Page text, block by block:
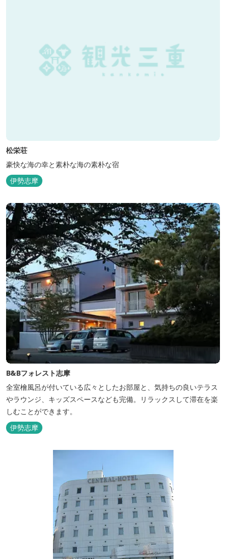
松栄荘
豪快な海の幸と素朴な海の素朴な宿
伊勢志摩
B&Bフォレスト志摩
全室檜風呂が付いている広々としたお部屋と、気持ちの良いテラス
やラウンジ、キッズスペースなども完備。リラックスして滞在を楽
しむことができます。
伊勢志摩